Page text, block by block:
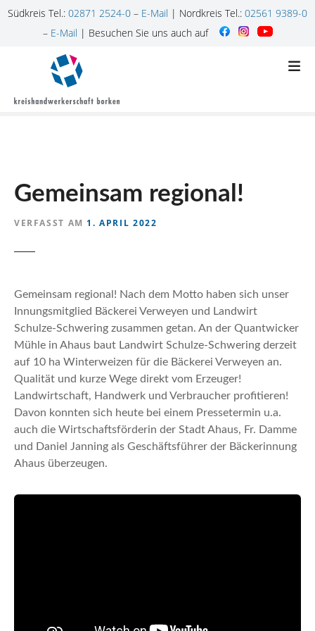
Südkreis Tel.: 02871 2524-0 – E-Mail | Nordkreis Tel.: 02561 9389-0
– E-Mail | Besuchen Sie uns auch auf
Gemeinsam regional!
VERFASST AM 1. APRIL 2022
Gemeinsam regional! Nach dem Motto haben sich unser
Innungsmitglied Bäckerei Verweyen und Landwirt
Schulze-Schwering zusammen getan. An der Quantwicker
Mühle in Ahaus baut Landwirt Schulze-Schwering derzeit
auf 10 ha Winterweizen für die Bäckerei Verweyen an.
Qualität und kurze Wege direkt vom Erzeuger!
Landwirtschaft, Handwerk und Verbraucher profitieren!
Davon konnten sich heute bei einem Pressetermin u.a.
auch die Wirtschaftsförderin der Stadt Ahaus, Fr. Damme
und Daniel Janning als Geschäftsführer der Bäckerinnung
Ahaus überzeugen.